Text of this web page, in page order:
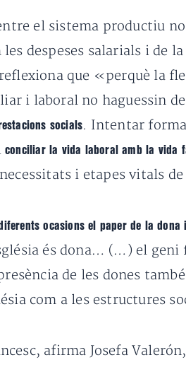
el sistema productiu
despeses salarials i de
que «perquè la
i laboral no haguessin
socials. Intentar
conciliar la vida laboral amb la vida
i etapes vitals
ocasions el paper de la
és dona… (…) el geni
de les dones
com a les estructures
afirma Josefa